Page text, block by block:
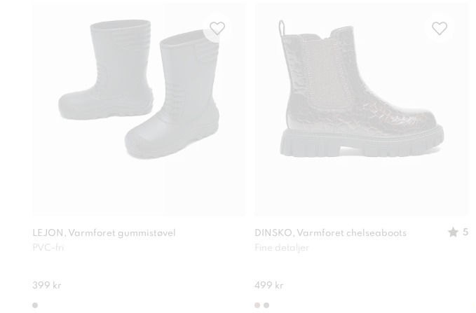
LEJON, Varmforet gummistøvel
PVC-fri
399 kr
DINSKO, Varmforet chelseaboots
5
Fine detaljer
499 kr